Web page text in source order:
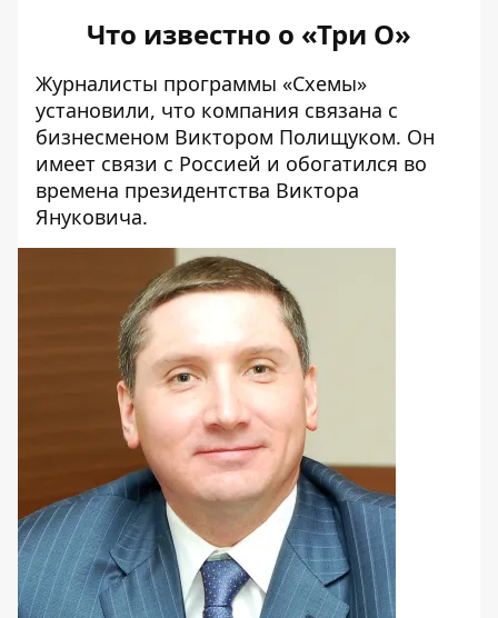
Что известно о «Три О»
Журналисты программы «Схемы»
установили, что компания связана с
бизнесменом Виктором Полищуком. Он
имеет связи с Россией и обогатился во
времена президентства Виктора
Януковича.